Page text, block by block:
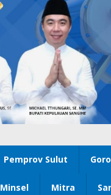
Pemprov Sulut
Minsel Mitra